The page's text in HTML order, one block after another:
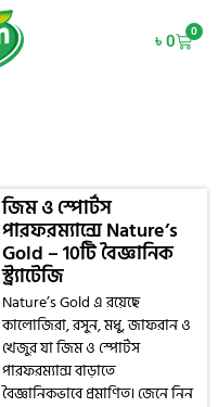
৳ 0
0
জিম ও স্পোর্টস
পারফরম্যান্সে Nature’s
Gold – 10টি বৈজ্ঞানিক
স্ট্র্যাটেজি
Nature’s Gold এ রয়েছে
কালোজিরা, রসুন, মধু, জাফরান ও
খেজুর যা জিম ও স্পোর্টস
পারফরম্যান্স বাড়াতে
বৈজ্ঞানিকভাবে প্রমাণিত। জেনে নিন